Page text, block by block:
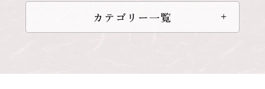
カテゴリー一覧